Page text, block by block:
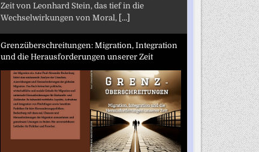
Zeit von Leonhard Stein, das tief in die
Wechselwirkungen von Moral, [...]
Grenzüberschreitungen: Migration, Integration
und die Herausforderungen unserer Zeit